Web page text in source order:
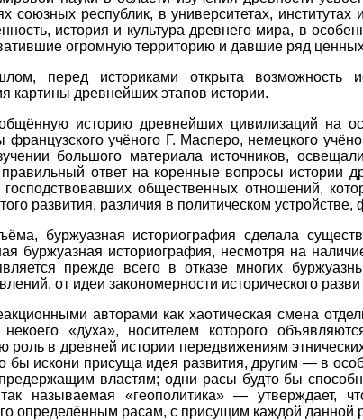
республик, в университетах, институтах
история и культура древнего мира, в
огромную территорию и давшие ряд
перед историками открыта возможность
картины древнейших этапов истории.
историю древнейших цивилизаций на
французского учёного Г. Масперо, немецкого
большого материала источников,
ответ на коренные вопросы истории
господствовавших общественных отношений,
развития, различия в политическом устройстве,
буржуазная историография сделала
буржуазная историография, несмотря на
прежде всего в отказе многих
от идеи закономерности исторического
авторами как хаотическая смена
некоего «духа», носителем которого
в древней истории передвижениям
бы искони присуща идея развития, другим — в
властям; одни расы будто бы
называемая «геополитика» — утверждает,
определённым расам, с присущим каждой данной